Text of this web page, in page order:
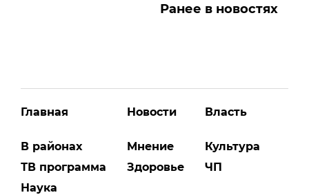
Ранее в новостях
Главная
В районах
ТВ программа
Наука
Новости
Мнение
Здоровье
Власть
Культура
ЧП